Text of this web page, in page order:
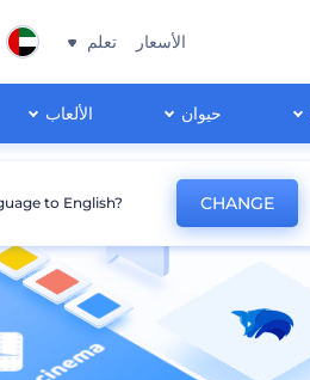
حيوان الألعاب
الأسعار تعلم
to English? CHANGE